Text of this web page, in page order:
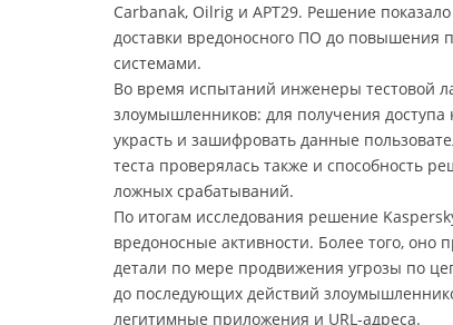
Carbanak, Oilrig и APT29. Решение
доставки вредоносного ПО до повышения
системами.
Во время испытаний инженеры тестовой
злоумышленников: для получения доступа
украсть и зашифровать данные
теста проверялась также и способность
ложных срабатываний.
По итогам исследования решение
вредоносные активности. Более того,
детали по мере продвижения угрозы по
до последующих действий
легитимные приложения и URL-адреса.